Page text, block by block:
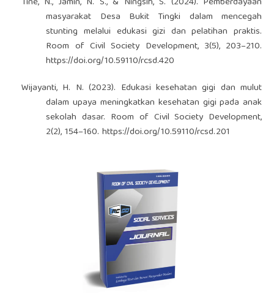
masyarakat Desa Bukit Tingki dalam mencegah
stunting melalui edukasi gizi dan pelatihan praktis.
Room of Civil Society Development, 3(5), 203–210.
https://doi.org/10.59110/rcsd.420
Wijayanti, H. N. (2023). Edukasi kesehatan gigi dan mulut
dalam upaya meningkatkan kesehatan gigi pada anak
sekolah dasar. Room of Civil Society Development,
2(2), 154–160.https://doi.org/10.59110/rcsd.201